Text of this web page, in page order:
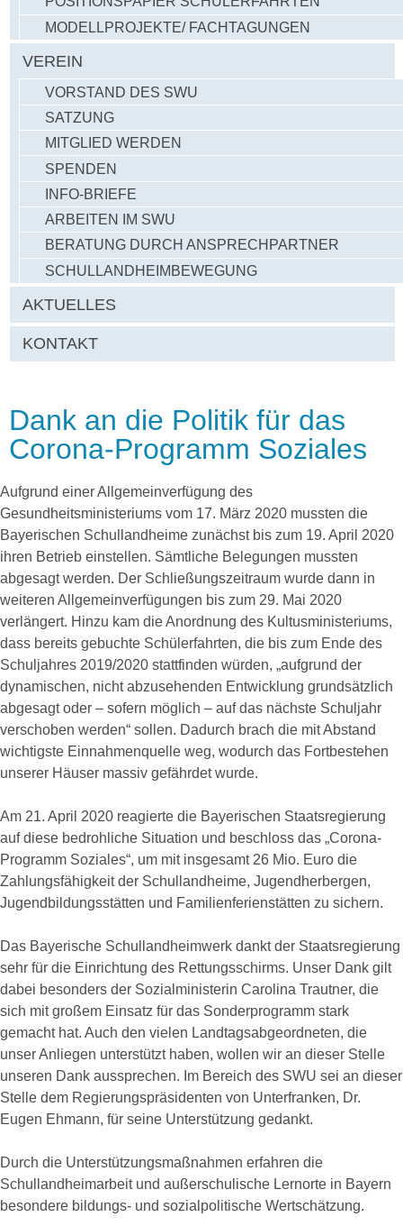
MODELLPROJEKTE/ FACHTAGUNGEN
VEREIN
VORSTAND DES SWU
SATZUNG
MITGLIED WERDEN
SPENDEN
INFO-BRIEFE
ARBEITEN IM SWU
BERATUNG DURCH ANSPRECHPARTNER
SCHULLANDHEIMBEWEGUNG
AKTUELLES
KONTAKT
Dank an die Politik für das
Corona-Programm Soziales
Aufgrund einer Allgemeinverfügung des
Gesundheitsministeriums vom 17. März 2020 mussten die
Bayerischen Schullandheime zunächst bis zum 19. April 2020
ihren Betrieb einstellen. Sämtliche Belegungen mussten
abgesagt werden. Der Schließungszeitraum wurde dann in
weiteren Allgemeinverfügungen bis zum 29. Mai 2020
verlängert. Hinzu kam die Anordnung des Kultusministeriums,
dass bereits gebuchte Schülerfahrten, die bis zum Ende des
Schuljahres 2019/2020 stattfinden würden, „aufgrund der
dynamischen, nicht abzusehenden Entwicklung grundsätzlich
abgesagt oder – sofern möglich – auf das nächste Schuljahr
verschoben werden“ sollen. Dadurch brach die mit Abstand
wichtigste Einnahmenquelle weg, wodurch das Fortbestehen
unserer Häuser massiv gefährdet wurde.
Am 21. April 2020 reagierte die Bayerischen Staatsregierung
auf diese bedrohliche Situation und beschloss das „Corona-
Programm Soziales“, um mit insgesamt 26 Mio. Euro die
Zahlungsfähigkeit der Schullandheime, Jugendherbergen,
Jugendbildungsstätten und Familienferienstätten zu sichern.
Das Bayerische Schullandheimwerk dankt der Staatsregierung
sehr für die Einrichtung des Rettungsschirms. Unser Dank gilt
dabei besonders der Sozialministerin Carolina Trautner, die
sich mit großem Einsatz für das Sonderprogramm stark
gemacht hat. Auch den vielen Landtagsabgeordneten, die
unser Anliegen unterstützt haben, wollen wir an dieser Stelle
unseren Dank aussprechen. Im Bereich des SWU sei an dieser
Stelle dem Regierungspräsidenten von Unterfranken, Dr.
Eugen Ehmann, für seine Unterstützung gedankt.
Durch die Unterstützungsmaßnahmen erfahren die
Schullandheimarbeit und außerschulische Lernorte in Bayern
besondere bildungs- und sozialpolitische Wertschätzung.